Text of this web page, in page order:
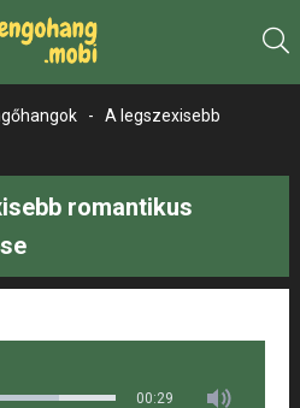
-
A legszexisebb
romantikus
00:29